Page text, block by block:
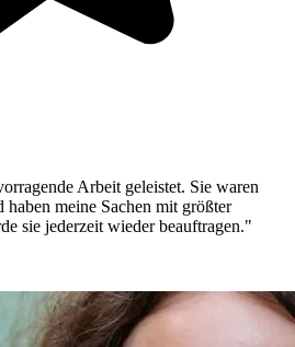
Arbeit geleistet. Sie waren
meine Sachen mit größter
sie jederzeit wieder beauftragen."